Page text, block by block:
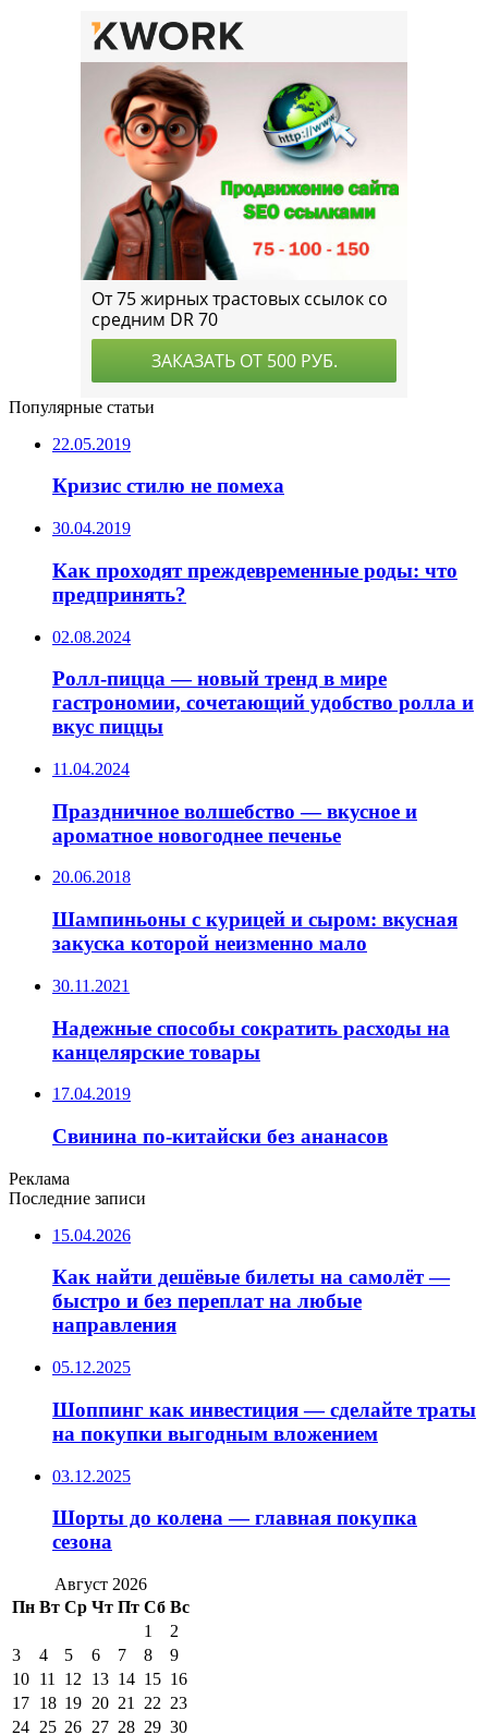
Популярные статьи
22.05.2019
Кризис стилю не помеха
30.04.2019
Как проходят преждевременные роды: что
предпринять?
02.08.2024
Ролл-пицца — новый тренд в мире
гастрономии, сочетающий удобство ролла и
вкус пиццы
11.04.2024
Праздничное волшебство — вкусное и
ароматное новогоднее печенье
20.06.2018
Шампиньоны с курицей и сыром: вкусная
закуска которой неизменно мало
30.11.2021
Надежные способы сократить расходы на
канцелярские товары
17.04.2019
Свинина по-китайски без ананасов
Реклама
Последние записи
15.04.2026
Как найти дешёвые билеты на самолёт —
быстро и без переплат на любые
направления
05.12.2025
Шоппинг как инвестиция — сделайте траты
на покупки выгодным вложением
03.12.2025
Шорты до колена — главная покупка
сезона
Август 2026
Пн Вт Ср Чт Пт Сб Вс
1
2
3
4 5 6 7 8
9
10 11 12 13 14 15 16
17 18 19 20 21 22 23
24 25 26 27 28 29 30